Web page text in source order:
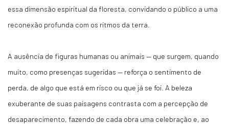
essa dimensão espiritual da floresta, convidando o público a uma
reconexão profunda com os ritmos da terra.
A ausência de figuras humanas ou animais — que surgem, quando
muito, como presenças sugeridas — reforça o sentimento de
perda, de algo que está em risco ou que já se foi. A beleza
exuberante de suas paisagens contrasta com a percepção de
desaparecimento, fazendo de cada obra uma celebração e, ao